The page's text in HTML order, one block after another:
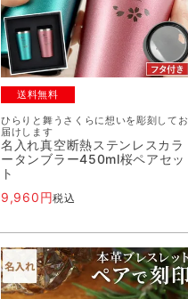
送料無料
ひらりと舞うさくらに想いを彫刻してお
届けします
名入れ真空断熱ステンレスカラ
ータンブラー450ml桜ペアセッ
ト
9,960
税込